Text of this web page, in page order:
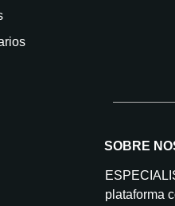
SOBRE
plataforma